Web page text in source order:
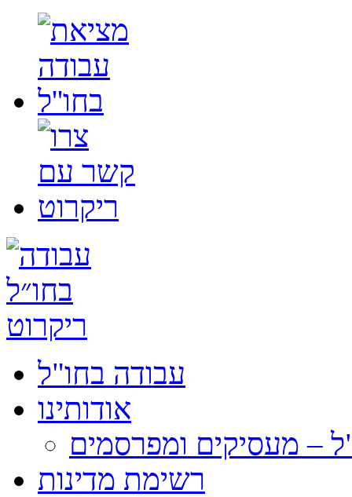
עבודה בחו"ל
אודותינו
– מעסיקים ומפרסמים
רשימת מדינות